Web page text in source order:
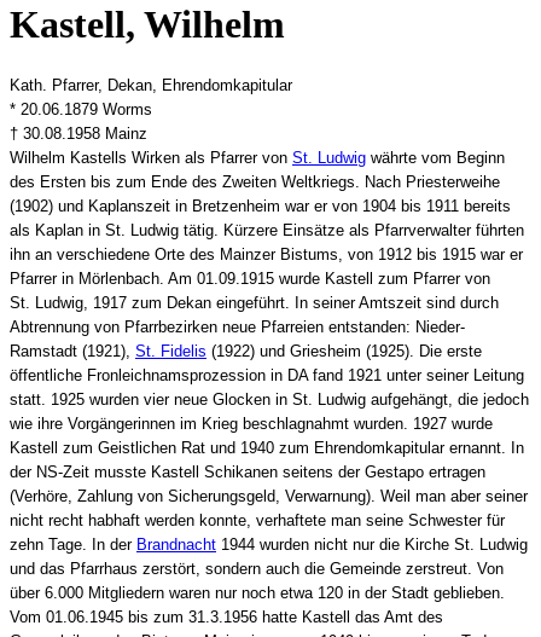
Kastell, Wilhelm
Kath. Pfarrer, Dekan, Ehrendomkapitular
* 20.06.1879 Worms
† 30.08.1958 Mainz
Wilhelm Kastells Wirken als Pfarrer von St. Ludwig währte vom Beginn
des Ersten bis zum Ende des Zweiten Weltkriegs. Nach Priesterweihe
(1902) und Kaplanszeit in Bretzenheim war er von 1904 bis 1911 bereits
als Kaplan in St. Ludwig tätig. Kürzere Einsätze als Pfarrverwalter führten
ihn an verschiedene Orte des Mainzer Bistums, von 1912 bis 1915 war er
Pfarrer in Mörlenbach. Am 01.09.1915 wurde Kastell zum Pfarrer von
St. Ludwig, 1917 zum Dekan eingeführt. In seiner Amtszeit sind durch
Abtrennung von Pfarrbezirken neue Pfarreien entstanden: Nieder-
Ramstadt (1921), St. Fidelis (1922) und Griesheim (1925). Die erste
öffentliche Fronleichnamsprozession in DA fand 1921 unter seiner Leitung
statt. 1925 wurden vier neue Glocken in St. Ludwig aufgehängt, die jedoch
wie ihre Vorgängerinnen im Krieg beschlagnahmt wurden. 1927 wurde
Kastell zum Geistlichen Rat und 1940 zum Ehrendomkapitular ernannt. In
der NS-Zeit musste Kastell Schikanen seitens der Gestapo ertragen
(Verhöre, Zahlung von Sicherungsgeld, Verwarnung). Weil man aber seiner
nicht recht habhaft werden konnte, verhaftete man seine Schwester für
zehn Tage. In der Brandnacht 1944 wurden nicht nur die Kirche St. Ludwig
und das Pfarrhaus zerstört, sondern auch die Gemeinde zerstreut. Von
über 6.000 Mitgliedern waren nur noch etwa 120 in der Stadt geblieben.
Vom 01.06.1945 bis zum 31.3.1956 hatte Kastell das Amt des